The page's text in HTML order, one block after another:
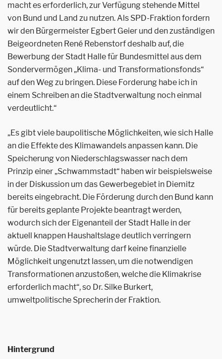
macht es erforderlich, zur Verfügung stehende Mittel
von Bund und Land zu nutzen. Als SPD-Fraktion fordern
wir den Bürgermeister Egbert Geier und den zuständigen
Beigeordneten René Rebenstorf deshalb auf, die
Bewerbung der Stadt Halle für Bundesmittel aus dem
Sondervermögen „Klima- und Transformationsfonds“
auf den Weg zu bringen. Diese Forderung habe ich in
einem Schreiben an die Stadtverwaltung noch einmal
verdeutlicht.“
„Es gibt viele baupolitische Möglichkeiten, wie sich Halle
an die Effekte des Klimawandels anpassen kann. Die
Speicherung von Niederschlagswasser nach dem
Prinzip einer „Schwammstadt“ haben wir beispielsweise
in der Diskussion um das Gewerbegebiet in Diemitz
bereits eingebracht. Die Förderung durch den Bund kann
für bereits geplante Projekte beantragt werden,
wodurch sich der Eigenanteil der Stadt Halle in der
aktuell knappen Haushaltslage deutlich verringern
würde. Die Stadtverwaltung darf keine finanzielle
Möglichkeit ungenutzt lassen, um die notwendigen
Transformationen anzustoßen, welche die Klimakrise
erforderlich macht“, so Dr. Silke Burkert,
umweltpolitische Sprecherin der Fraktion.
Hintergrund